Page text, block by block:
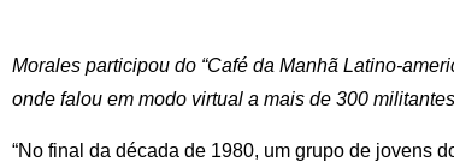
Morales participou do “Café da Manhã Latino-
onde falou em modo virtual a mais de 300
“No final da década de 1980, um grupo de jovens